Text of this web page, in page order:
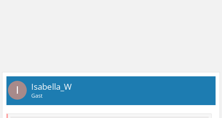
I Isabella_W
Gast